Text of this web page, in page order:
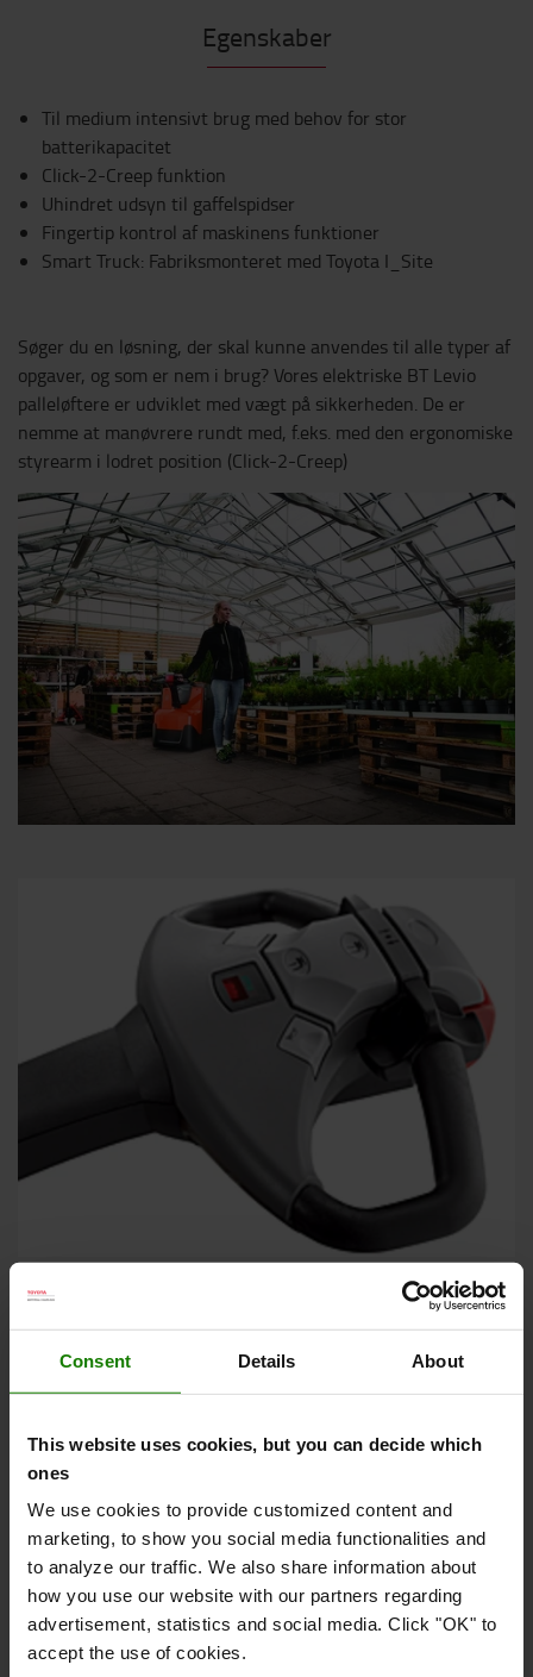
Consent Details About
This website uses cookies, but you can decide which
ones
We use cookies to provide customized content and
marketing, to show you social media functionalities and
to analyze our traffic. We also share information about
how you use our website with our partners regarding
advertisement, statistics and social media. Click "OK" to
accept the use of cookies.
Egenskaber
Til medium intensivt brug med behov for stor
batterikapacitet
Click-2-Creep funktion
Uhindret udsyn til gaffelspidser
Fingertip kontrol af maskinens funktioner
Smart Truck: Fabriksmonteret med Toyota I_Site
Søger du en løsning, der skal kunne anvendes til alle typer af
opgaver, og som er nem i brug? Vores elektriske BT Levio
palleløftere er udviklet med vægt på sikkerheden. De er
nemme at manøvrere rundt med, f.eks. med den ergonomiske
styrearm i lodret position (Click-2-Creep)
Håndtag med Click-2-Creep
Det ergonomiske håndtag med intuitive styreknapper kan
anvendes med begge hænder, hvilket giver en fremragende
kontrol og en høj produktivitet. Med Click-2-Creep
med styrearmen i oprejst position.